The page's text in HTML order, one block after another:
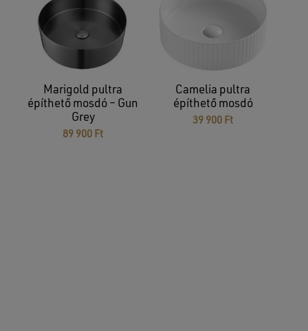
Marigold pultra
építhető mosdó – Gun
Grey
89 900 Ft
Camelia pultra
építhető mosdó
39 900 Ft